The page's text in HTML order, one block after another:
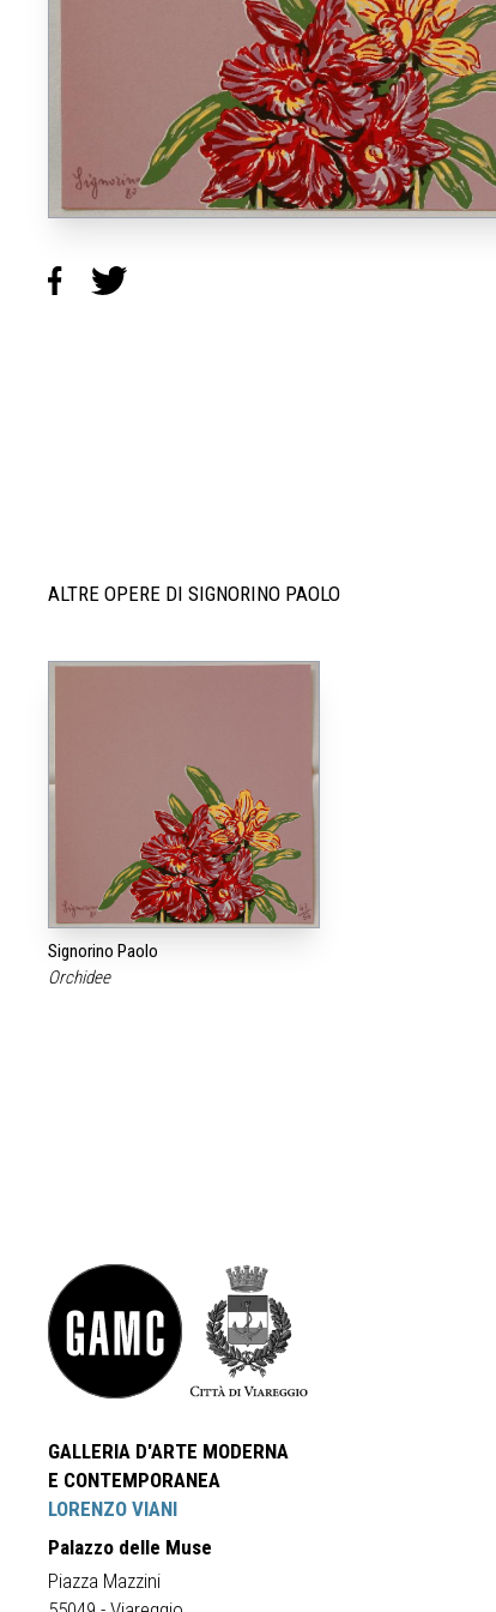
ALTRE OPERE DI SIGNORINO PAOLO
Signorino Paolo
Orchidee
GALLERIA D'ARTE MODERNA
E CONTEMPORANEA
LORENZO VIANI
Palazzo delle Muse
Piazza Mazzini